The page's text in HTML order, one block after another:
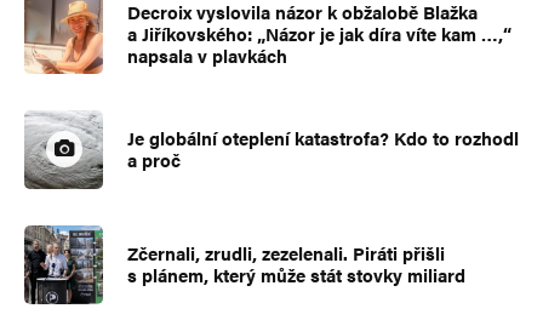
Decroix vyslovila názor k obžalobě Blažka
a Jiříkovského: „Názor je jak díra víte kam …,“
napsala v plavkách
Je globální oteplení katastrofa? Kdo to rozhodl
a proč
Zčernali, zrudli, zezelenali. Piráti přišli
s plánem, který může stát stovky miliard